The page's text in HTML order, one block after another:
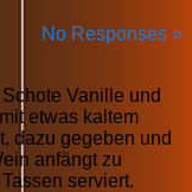
No Responses »
Vanille und
etwas kaltem
dazu gegeben und
anfängt zu
serviert.